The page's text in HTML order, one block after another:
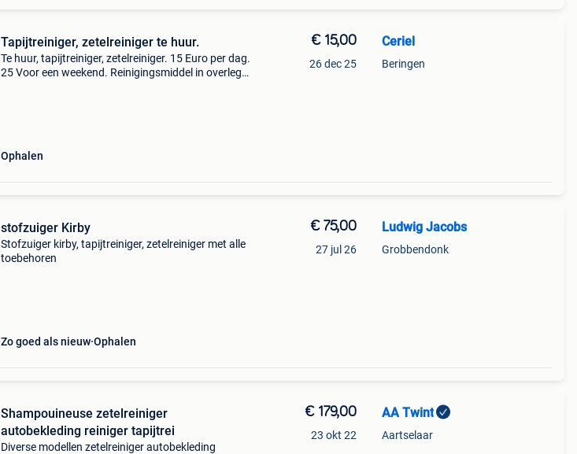
Tapijtreiniger, zetelreiniger te huur.
Te huur, tapijtreiniger, zetelreiniger. 15 Euro per dag.
25 Voor een weekend. Reinigingsmiddel in overleg.
Ophalen
€ 15,00
26 dec 25
Ceriel
Beringen
stofzuiger Kirby
Stofzuiger kirby, tapijtreiniger, zetelreiniger met alle
toebehoren
Zo goed als nieuw Ophalen
€ 75,00
27 jul 26
Ludwig Jacobs
Grobbendonk
Shampouineuse zetelreiniger
autobekleding reiniger tapijtrei
Diverse modellen zetelreiniger autobekleding
€ 179,00
23 okt 22
AA Twint
Aartselaar